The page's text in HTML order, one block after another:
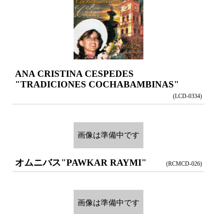
ANA CRISTINA CESPEDES
"TRADICIONES COCHABAMBINAS"
(LCD-0334)
画像は準備中です
オムニバス"PAWKAR RAYMI" (RCMCD-026)
画像は準備中です